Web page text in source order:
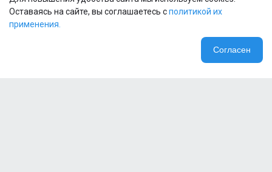
Оставаясь на сайте, вы соглашаетесь сполитикой их
применения.
Согласен